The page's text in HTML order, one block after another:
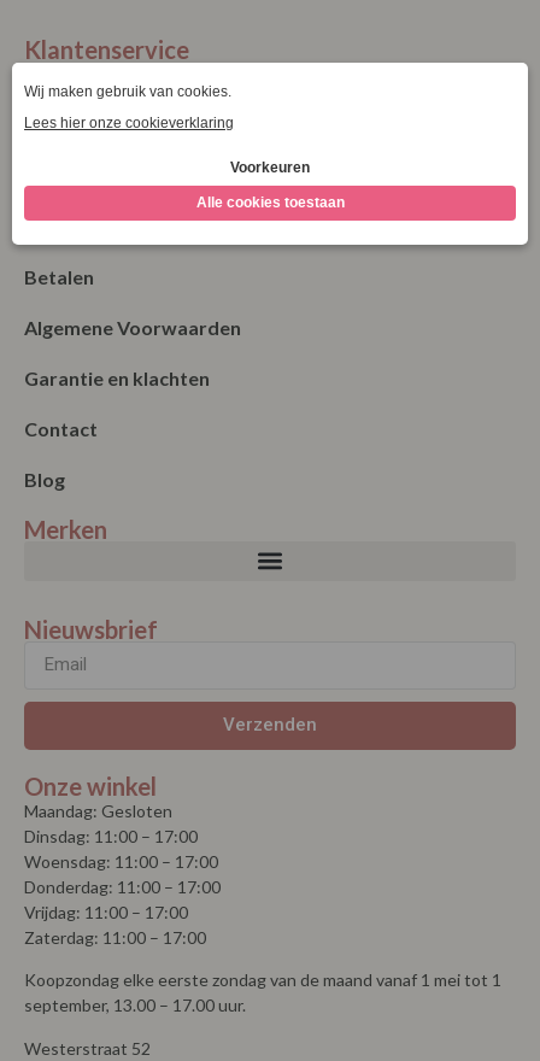
Klantenservice
Verzending & Levering
Bestellen
Betalen
Algemene Voorwaarden
Garantie en klachten
Contact
Blog
Merken
Nieuwsbrief
Verzenden
Onze winkel
Maandag: Gesloten
Dinsdag: 11:00 – 17:00
Woensdag: 11:00 – 17:00
Donderdag: 11:00 – 17:00
Vrijdag: 11:00 – 17:00
Zaterdag: 11:00 – 17:00
Koopzondag elke eerste zondag van de maand vanaf 1 mei tot 1
september, 13.00 – 17.00 uur.
Westerstraat 52